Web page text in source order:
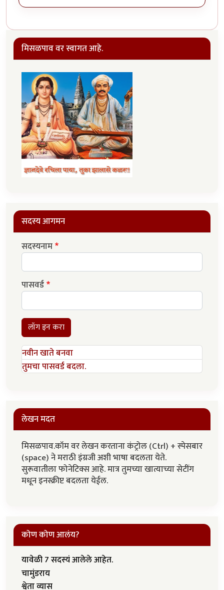
मिसळपाव वर स्वागत आहे.
सदस्य आगमन
सदस्यनाम
पासवर्ड
लॉग इन करा
नवीन खाते बनवा
तुमचा पासवर्ड बदला.
लेखन मदत
मिसळपाव.कॉम वर लेखन करताना कंट्रोल (Ctrl) + स्पेसबार
(space) ने मराठी इंग्रजी अशी भाषा बदलता येते.
सुरूवातीला फोनेटिक्स आहे. मात्र तुमच्या खात्याच्या सेटींग
मधून इनस्क्रीप्ट बदलता येईल.
कोण कोण आलंय?
यावेळी 7 सदस्यं आलेले आहेत.
चामुंडराय
श्वेता व्यास